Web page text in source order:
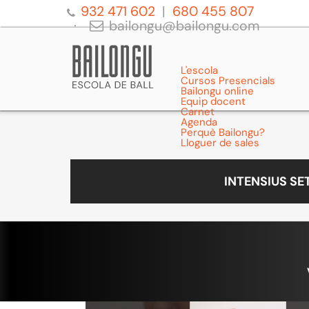
932 471 602
680 455 807
bailongu@bailongu.com
L'escola
Cursos Presencials
Bailongu online
Equip docent
Carnet
Agenda
Perquè Bailongu?
Lloguer de sales
INTENSIUS